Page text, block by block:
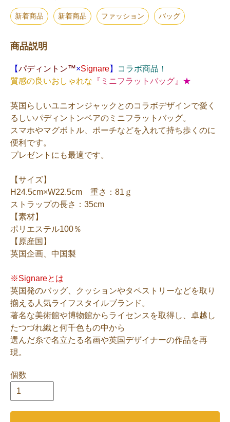
新着商品 新着商品 ファッション バッグ
商品説明
【パディントン™×Signare】
コラボ商品！
質感の良いおしゃれな 『ミニフラットバッグ』 ★
英国らしいユニオンジャックとのコラボデザインで愛く
るしいパディントンベアのミニフラットバッグ。
スマホやマグボトル、ポーチなどを入れて持ち歩くのに
便利です。
プレゼントにも最適です。
【サイズ】
H24.5cm×W22.5cm 重さ：81ｇ
ストラップの長さ：35cm
【素材】
ポリエステル100％
【原産国】
英国企画、中国製
※Signareとは
英国発のバッグ、クッションやタペストリーなどを取り
揃える人気ライフスタイルブランド。
著名な美術館や博物館からライセンスを取得し、卓越し
たつづれ織と何千色もの中から
選んだ糸で名立たる名画や英国デザイナーの作品を再
現。
個数